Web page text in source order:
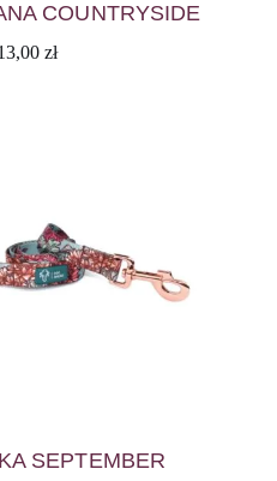
COUNTRYSIDE
zł
SEPTEMBER